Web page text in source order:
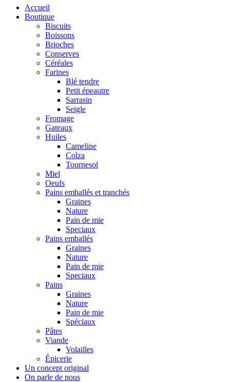
Accueil
Boutique
Biscuits
Boissons
Brioches
Conserves
Céréales
Farines
Blé tendre
Petit épeautre
Sarrasin
Seigle
Fromage
Gateaux
Huiles
Cameline
Colza
Tournesol
Miel
Oeufs
Pains emballés et tranchés
Graines
Nature
Pain de mie
Speciaux
Pains emballés
Graines
Nature
Pain de mie
Speciaux
Pains
Graines
Nature
Pain de mie
Spéciaux
Pâtes
Viande
Volailles
Épicerie
Un concept original
On parle de nous